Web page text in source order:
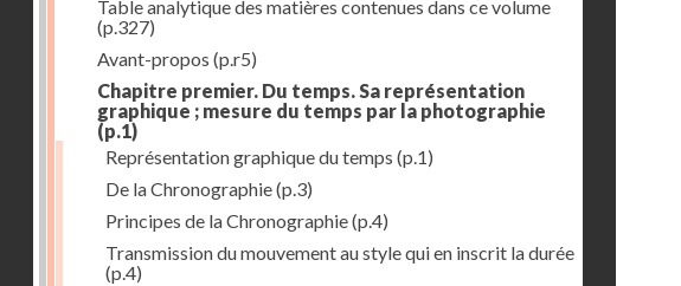
Table analytique des matières contenues dans ce volume
(p.327)
Avant-propos (p.r5)
Chapitre premier. Du temps. Sa représentation
graphique ; mesure du temps par la photographie
(p.1)
Représentation graphique du temps (p.1)
De la Chronographie(p.3)
Principes de la Chronographie(p.4)
Transmission du mouvement au style qui en inscrit la durée
(p.4)